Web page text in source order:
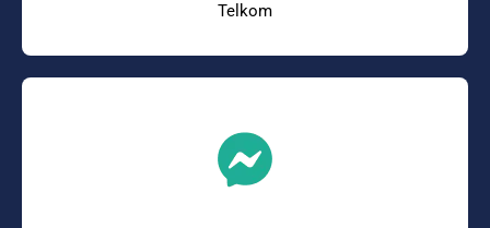
Telkom